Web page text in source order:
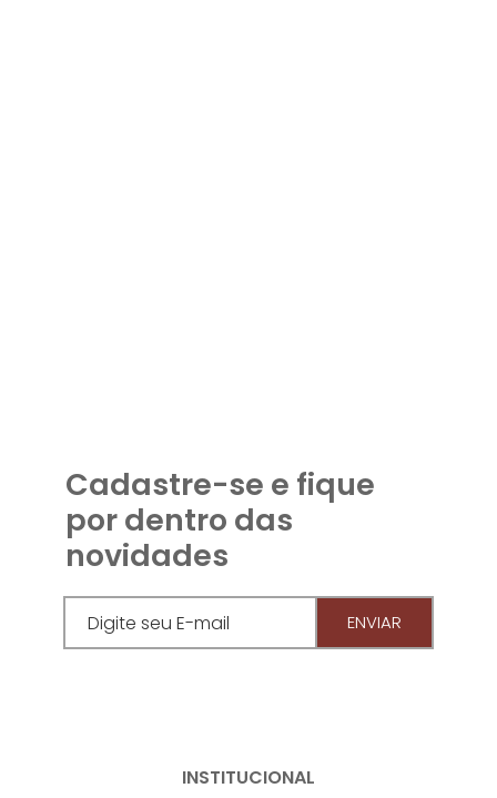
Cadastre-se e fique
por dentro das
novidades
Digite seu E-mail
ENVIAR
INSTITUCIONAL